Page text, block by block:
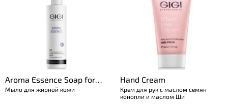
Aroma Essence Soap for
oily skin
Мыло для жирной кожи
Hand Cream
Крем для рук с маслом семян
конопли и маслом Ши